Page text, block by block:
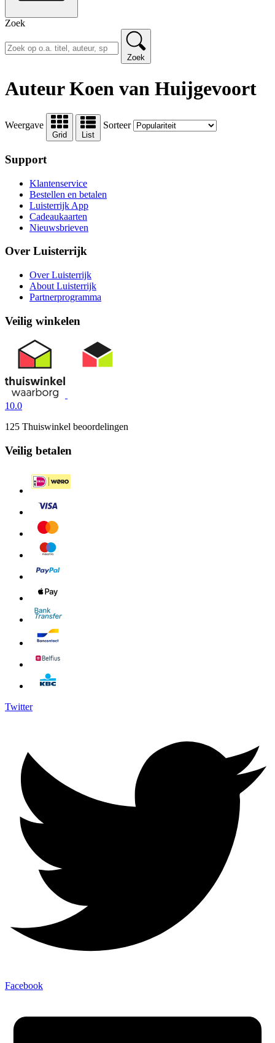
Zoek
Zoek
Auteur Koen van Huijgevoort
Weergave
Grid List
Sorteer
Support
Klantenservice
Bestellen en betalen
Luisterrijk App
Cadeaukaarten
Nieuwsbrieven
Over Luisterrijk
Over Luisterrijk
About Luisterrijk
Partnerprogramma
Veilig winkelen
10.0
125 Thuiswinkel beoordelingen
Veilig betalen
Twitter
Facebook